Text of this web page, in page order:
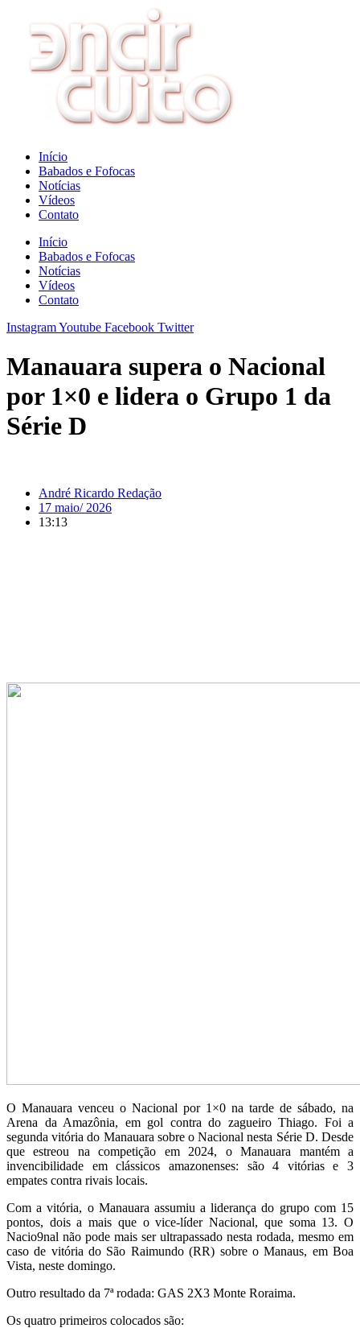
conteúdo
Início
Babados e Fofocas
Notícias
Vídeos
Contato
Início
Babados e Fofocas
Notícias
Vídeos
Contato
InstagramYoutube Facebook Twitter
Manauara supera o Nacional
por 1×0 e lidera o Grupo 1 da
Série D
André Ricardo Redação
17 maio/ 2026
13:13
O Manauara venceu o Nacional por 1×0 na tarde de sábado, na
Arena da Amazônia, em gol contra do zagueiro Thiago. Foi a
segunda vitória do Manauara sobre o Nacional nesta Série D. Desde
que estreou na competição em 2024, o Manauara mantém a
invencibilidade em clássicos amazonenses: são 4 vitórias e 3
empates contra rivais locais.
Com a vitória, o Manauara assumiu a liderança do grupo com 15
pontos, dois a mais que o vice-líder Nacional, que soma 13. O
Nacio9nal não pode mais ser ultrapassado nesta rodada, mesmo em
caso de vitória do São Raimundo (RR) sobre o Manaus, em Boa
Vista, neste domingo.
Outro resultado da 7ª rodada: GAS 2X3 Monte Roraima.
Os quatro primeiros colocados são: